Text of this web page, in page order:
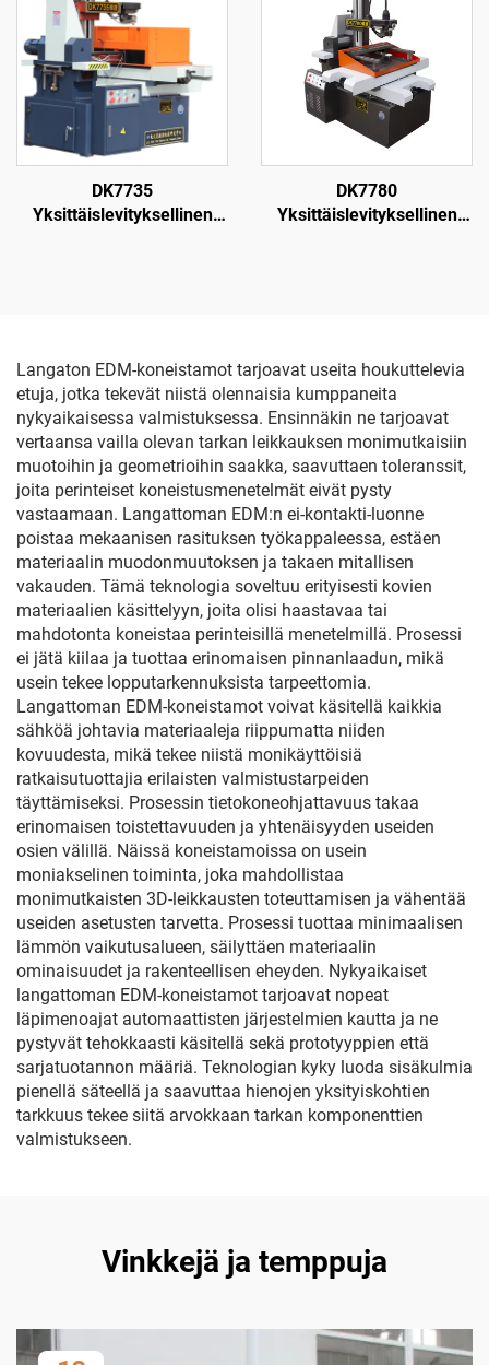
DK7735
Yksittäislevityksellinen
DK7780
Yksittäislevityksellinen
Langaton EDM-koneistamot tarjoavat useita houkuttelevia
etuja, jotka tekevät niistä olennaisia kumppaneita
nykyaikaisessa valmistuksessa. Ensinnäkin ne tarjoavat
vertaansa vailla olevan tarkan leikkauksen monimutkaisiin
muotoihin ja geometrioihin saakka, saavuttaen toleranssit,
joita perinteiset koneistusmenetelmät eivät pysty
vastaamaan. Langattoman EDM:n ei-kontakti-luonne
poistaa mekaanisen rasituksen työkappaleessa, estäen
materiaalin muodonmuutoksen ja takaen mitallisen
vakauden. Tämä teknologia soveltuu erityisesti kovien
materiaalien käsittelyyn, joita olisi haastavaa tai
mahdotonta koneistaa perinteisillä menetelmillä. Prosessi
ei jätä kiilaa ja tuottaa erinomaisen pinnanlaadun, mikä
usein tekee lopputarkennuksista tarpeettomia.
Langattoman EDM-koneistamot voivat käsitellä kaikkia
sähköä johtavia materiaaleja riippumatta niiden
kovuudesta, mikä tekee niistä monikäyttöisiä
ratkaisutuottajia erilaisten valmistustarpeiden
täyttämiseksi. Prosessin tietokoneohjattavuus takaa
erinomaisen toistettavuuden ja yhtenäisyyden useiden
osien välillä. Näissä koneistamoissa on usein
moniakselinen toiminta, joka mahdollistaa
monimutkaisten 3D-leikkausten toteuttamisen ja vähentää
useiden asetusten tarvetta. Prosessi tuottaa minimaalisen
lämmön vaikutusalueen, säilyttäen materiaalin
ominaisuudet ja rakenteellisen eheyden. Nykyaikaiset
langattoman EDM-koneistamot tarjoavat nopeat
läpimenoajat automaattisten järjestelmien kautta ja ne
pystyvät tehokkaasti käsitellä sekä prototyyppien että
sarjatuotannon määriä. Teknologian kyky luoda sisäkulmia
pienellä säteellä ja saavuttaa hienojen yksityiskohtien
tarkkuus tekee siitä arvokkaan tarkan komponenttien
valmistukseen.
Vinkkejä ja temppuja